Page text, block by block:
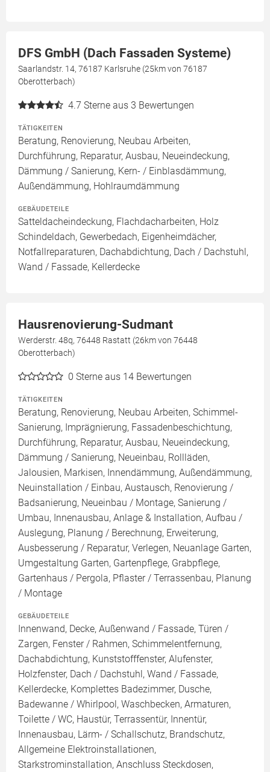
DFS GmbH (Dach Fassaden Systeme)
Saarlandstr. 14, 76187 Karlsruhe (25km von 76187
Oberotterbach)
4.7 Sterne aus 3 Bewertungen
TÄTIGKEITEN
Beratung, Renovierung, Neubau Arbeiten,
Durchführung, Reparatur, Ausbau, Neueindeckung,
Dämmung / Sanierung, Kern- / Einblasdämmung,
Außendämmung, Hohlraumdämmung
GEBÄUDETEILE
Satteldacheindeckung, Flachdacharbeiten, Holz
Schindeldach, Gewerbedach, Eigenheimdächer,
Notfallreparaturen, Dachabdichtung, Dach / Dachstuhl,
Wand / Fassade, Kellerdecke
Hausrenovierung-Sudmant
Werderstr. 48q, 76448 Rastatt (26km von 76448
Oberotterbach)
0 Sterne aus 14 Bewertungen
TÄTIGKEITEN
Beratung, Renovierung, Neubau Arbeiten, Schimmel-
Sanierung, Imprägnierung, Fassadenbeschichtung,
Durchführung, Reparatur, Ausbau, Neueindeckung,
Dämmung / Sanierung, Neueinbau, Rollläden,
Jalousien, Markisen, Innendämmung, Außendämmung,
Neuinstallation / Einbau, Austausch, Renovierung /
Badsanierung, Neueinbau / Montage, Sanierung /
Umbau, Innenausbau, Anlage & Installation, Aufbau /
Auslegung, Planung / Berechnung, Erweiterung,
Ausbesserung / Reparatur, Verlegen, Neuanlage Garten,
Umgestaltung Garten, Gartenpflege, Grabpflege,
Gartenhaus / Pergola, Pflaster / Terrassenbau, Planung
/ Montage
GEBÄUDETEILE
Innenwand, Decke, Außenwand / Fassade, Türen /
Zargen, Fenster / Rahmen, Schimmelentfernung,
Dachabdichtung, Kunststofffenster, Alufenster,
Holzfenster, Dach / Dachstuhl, Wand / Fassade,
Kellerdecke, Komplettes Badezimmer, Dusche,
Badewanne / Whirlpool, Waschbecken, Armaturen,
Toilette / WC, Haustür, Terrassentür, Innentür,
Innenausbau, Lärm- / Schallschutz, Brandschutz,
Allgemeine Elektroinstallationen,
Starkstrominstallation, Anschluss Steckdosen,